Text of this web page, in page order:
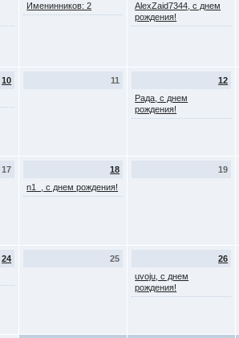
Именинников: 2
AlexZaid7344, с днем
рождения!
10
11
12
Рада, с днем
рождения!
17
18
n1_, с днем рождения!
19
24
25
26
uvoju, с днем
рождения!